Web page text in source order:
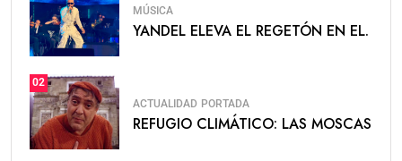
MÚSICA
YANDEL ELEVA EL REGETÓN EN EL.
02
ACTUALIDAD PORTADA
REFUGIO CLIMÁTICO: LAS MOSCAS